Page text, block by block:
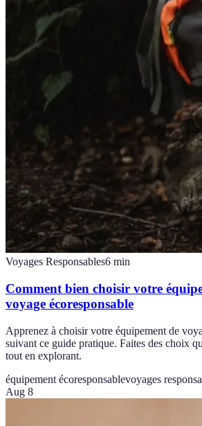
Voyages Responsables6 min
Comment bien choisir votre
voyage écoresponsable
Apprenez à choisir votre équipement de
suivant ce guide pratique. Faites des choix
tout en explorant.
équipement écoresponsablevoyages
Aug 8